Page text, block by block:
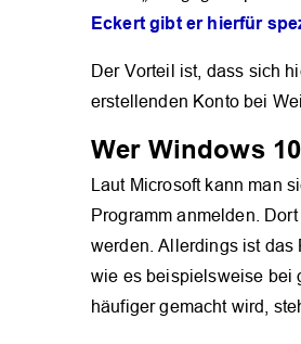
Eckert gibt er hierfür
Der Vorteil ist, dass sich
erstellenden Konto bei
Wer Windows
Laut Microsoft kann man
Programm anmelden.
werden. Allerdings ist das
wie es beispielsweise bei
häufiger gemacht wird,